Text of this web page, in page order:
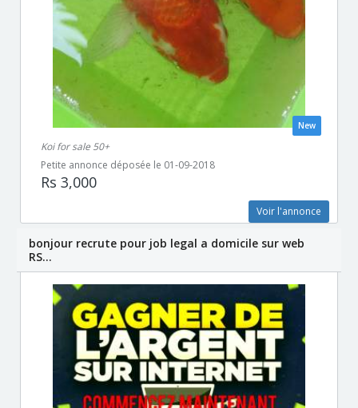
New
Koi for sale 50+
Petite annonce déposée le 01-09-2018
Rs 3,000
Voir l'annonce
bonjour recrute pour job legal a domicile sur web
RS...